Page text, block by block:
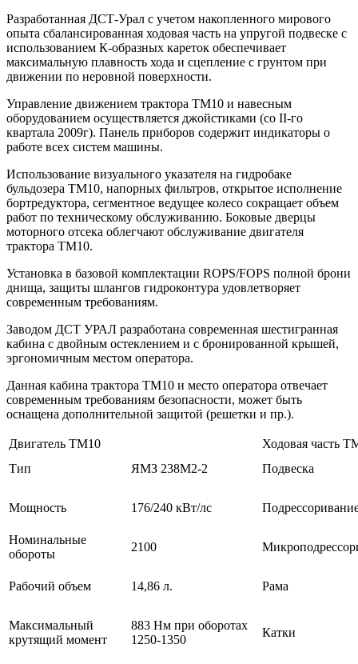
Разработанная ДСТ-Урал с учетом накопленного мирового
опыта сбалансированная ходовая часть на упругой подвеске с
использованием К-образных кареток обеспечивает
максимальную плавность хода и сцепление с грунтом при
движении по неровной поверхности.
Управление движением трактора ТМ10 и навесным
оборудованием осуществляется джойстиками (со II-го
квартала 2009г). Панель приборов содержит индикаторы о
работе всех систем машины.
Использование визуального указателя на гидробаке
бульдозера ТМ10, напорных фильтров, открытое исполнение
бортредуктора, сегментное ведущее колесо сокращает объем
работ по техническому обслуживанию. Боковые дверцы
моторного отсека облегчают обслуживание двигателя
трактора ТМ10.
Установка в базовой комплектации ROPS/FOPS полной брони
днища, защиты шлангов гидроконтура удовлетворяет
современным требованиям.
Заводом ДСТ УРАЛ разработана современная шестигранная
кабина с двойным остеклением и с бронированной крышей,
эргономичным местом оператора.
Данная кабина трактора ТМ10 и место оператора отвечает
современным требованиям безопасности, может быть
оснащена дополнительной защитой (решетки и пр.).
Двигатель ТМ10
Ходовая часть
Тип
ЯМЗ 238М2-2 Подвеска
Мощность 176/240 кВт/лс
Номинальные
обороты
2100
Рабочий объем 14,86 л. Рама
Максимальный
крутящий момент
883 Нм при оборотах
1250-1350
Катки